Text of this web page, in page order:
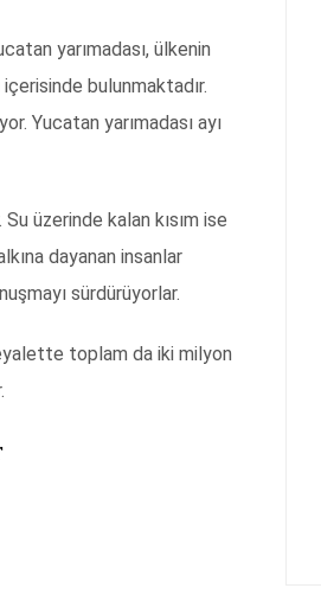
yarımadası, ülkenin
içerisinde bulunmaktadır.
Yucatan yarımadası ayı
üzerinde kalan kısım ise
dayanan insanlar
sürdürüyorlar.
toplam da iki milyon